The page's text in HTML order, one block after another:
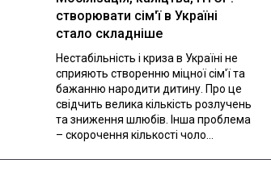
створювати сім'ї в Україні
стало складніше
Нестабільність і криза в Україні не
сприяють створенню міцної сім'ї та
бажанню народити дитину. Про це
свідчить велика кількість розлучень
та зниження шлюбів. Інша проблема
– скорочення кількості чоло...